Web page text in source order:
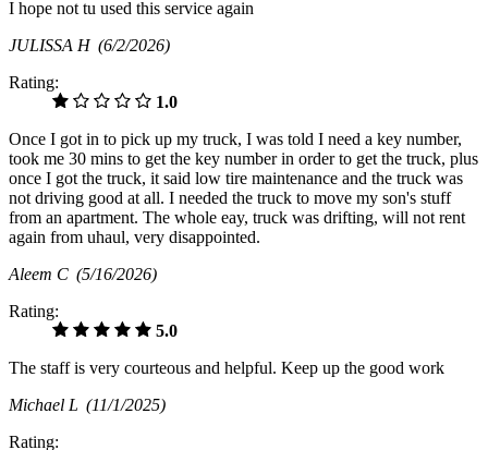
I hope not tu used this service again
JULISSA H (6/2/2026)
Rating:
1.0
Once I got in to pick up my truck, I was told I need a key number,
took me 30 mins to get the key number in order to get the truck, plus
once I got the truck, it said low tire maintenance and the truck was
not driving good at all. I needed the truck to move my son's stuff
from an apartment. The whole eay, truck was drifting, will not rent
again from uhaul, very disappointed.
Aleem C (5/16/2026)
Rating:
5.0
The staff is very courteous and helpful. Keep up the good work
Michael L (11/1/2025)
Rating: